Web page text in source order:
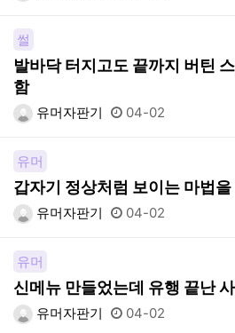
썰
발바닥 터지고도 끝까지 버틴
함
유머자판기 04-02
유머
갑자기 정상처럼 보이는 마법
유머자판기 04-02
유머
신메뉴 만들었는데 유행 끝난
유머자판기 04-02